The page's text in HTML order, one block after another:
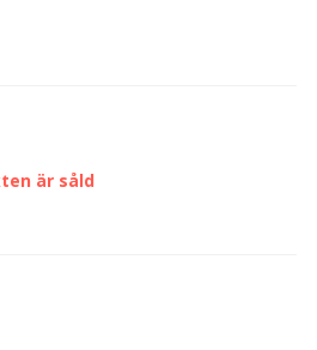
är såld